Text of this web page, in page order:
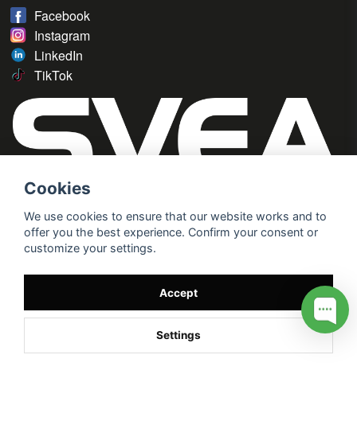
Facebook
Instagram
LinkedIn
TikTok
Cookies
We use cookies to ensure that our website works and to
offer you the best experience. Confirm your consent or
customize your settings.
Accept
Settings